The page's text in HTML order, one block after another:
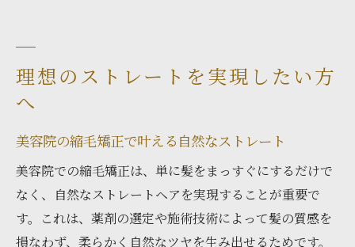
理想のストレートを実現したい方
へ
美容院の縮毛矯正で叶える自然なストレート
美容院での縮毛矯正は、単に髪をまっすぐにするだけで
なく、自然なストレートヘアを実現することが重要で
す。これは、薬剤の選定や施術技術によって髪の質感を
損なわず、柔らかく自然なツヤを生み出せるためです。